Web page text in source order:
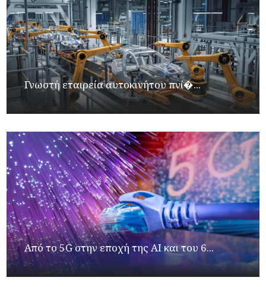
Γνωστή εταιρεία αυτοκινήτου πνί�...
Από το 5G στην εποχή της AI και του 6...